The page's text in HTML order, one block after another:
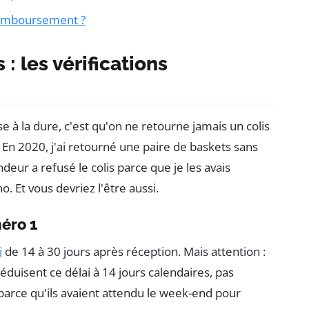
?
: les vérifications
à la dure, c'est qu'on ne retourne jamais un colis
2020, j'ai retourné une paire de baskets sans
a refusé le colis parce que je les avais
Et vous devriez l'être aussi.
1
de 14 à 30 jours après réception. Mais attention :
ce délai à 14 jours calendaires, pas
qu'ils avaient attendu le week-end pour